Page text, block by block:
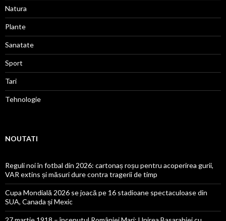
Natura
Plante
Sanatate
Sport
Tari
Tehnologie
NOUTATI
Reguli noi în fotbal din 2026: cartonaș roșu pentru acoperirea gurii,
VAR extins și măsuri dure contra tragerii de timp
Cupa Mondială 2026 se joacă pe 16 stadioane spectaculoase din
SUA, Canada și Mexic